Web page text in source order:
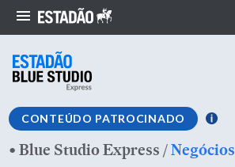
CONTEÚDO PATROCINADO
•Blue Studio Express/Negócios